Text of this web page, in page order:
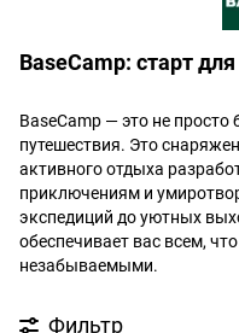
BaseCamp: старт
BaseCamp — это не
путешествия. Это
активного отдыха
приключениям и
экспедиций до уютных
обеспечивает вас всем,
незабываемыми.
Фильтр